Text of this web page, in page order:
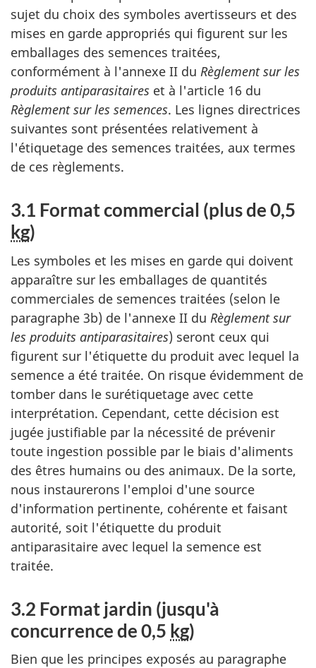
sujet du choix des symboles avertisseurs et des
mises en garde appropriés qui figurent sur les
emballages des semences traitées,
conformément à l'annexe II du Règlement sur les
produits antiparasitaires et à l'article 16 du
Règlement sur les semences. Les lignes directrices
suivantes sont présentées relativement à
l'étiquetage des semences traitées, aux termes
de ces règlements.
3.1 Format commercial (plus de 0,5
kg)
Les symboles et les mises en garde qui doivent
apparaître sur les emballages de quantités
commerciales de semences traitées (selon le
paragraphe 3b) de l'annexe II du Règlement sur
les produits antiparasitaires) seront ceux qui
figurent sur l'étiquette du produit avec lequel la
semence a été traitée. On risque évidemment de
tomber dans le surétiquetage avec cette
interprétation. Cependant, cette décision est
jugée justifiable par la nécessité de prévenir
toute ingestion possible par le biais d'aliments
des êtres humains ou des animaux. De la sorte,
nous instaurerons l'emploi d'une source
d'information pertinente, cohérente et faisant
autorité, soit l'étiquette du produit
antiparasitaire avec lequel la semence est
traitée.
3.2 Format jardin (jusqu'à
concurrence de 0,5 kg)
Bien que les principes exposés au paragraphe